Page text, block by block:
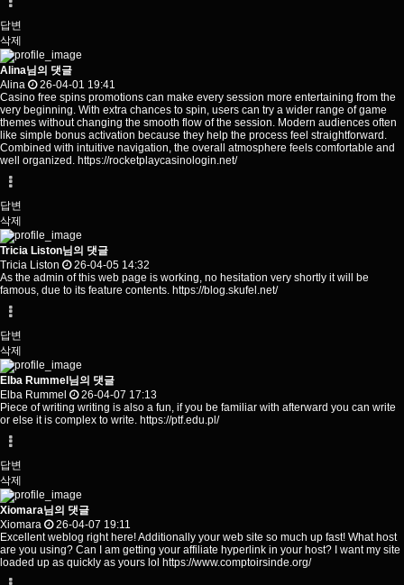
답변
삭제
Alina님의 댓글
Alina
26-04-01 19:41
Casino free spins promotions can make every session more entertaining from the
very beginning. With extra chances to spin, users can try a wider range of game
themes without changing the smooth flow of the session. Modern audiences often
like simple bonus activation because they help the process feel straightforward.
Combined with intuitive navigation, the overall atmosphere feels comfortable and
well organized. https://rocketplaycasinologin.net/
답변
삭제
Tricia Liston님의 댓글
Tricia Liston
26-04-05 14:32
As the admin of this web page is working, no hesitation very shortly it will be
famous, due to its feature contents. https://blog.skufel.net/
답변
삭제
Elba Rummel님의 댓글
Elba Rummel
26-04-07 17:13
Piece of writing writing is also a fun, if you be familiar with afterward you can write
or else it is complex to write. https://ptf.edu.pl/
답변
삭제
Xiomara님의 댓글
Xiomara
26-04-07 19:11
Excellent weblog right here! Additionally your web site so much up fast! What host
are you using? Can I am getting your affiliate hyperlink in your host? I want my site
loaded up as quickly as yours lol https://www.comptoirsinde.org/